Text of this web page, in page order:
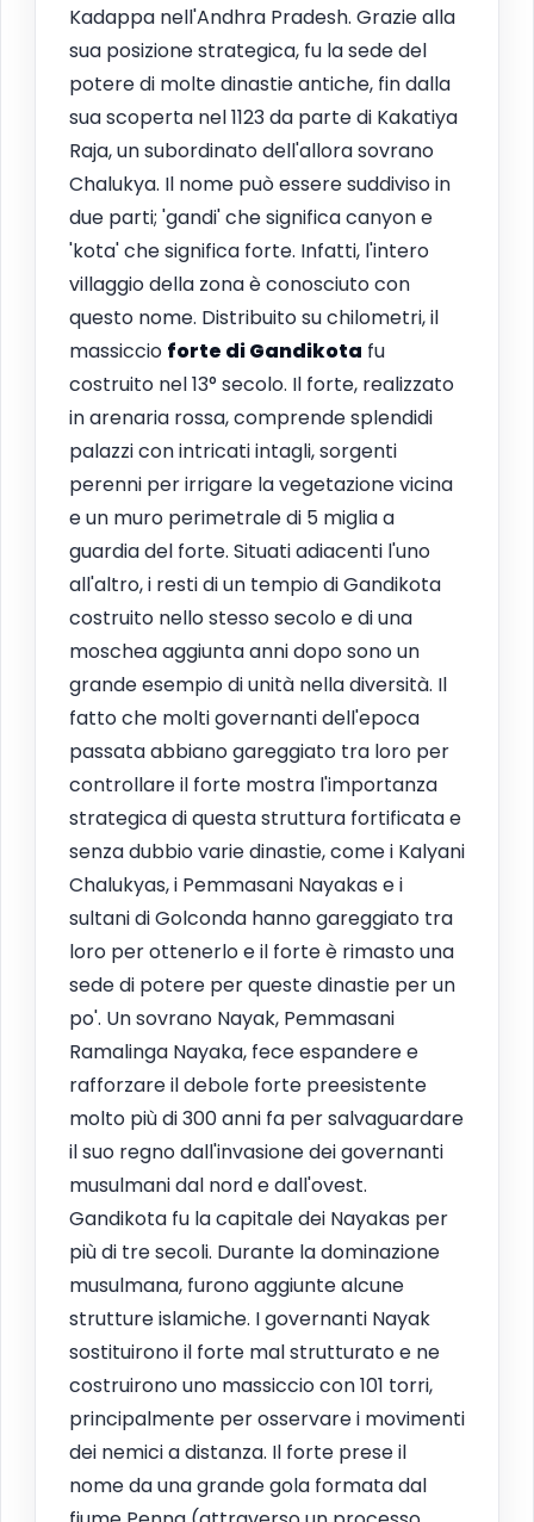
Kadappa nell'Andhra Pradesh. Grazie alla
sua posizione strategica, fu la sede del
potere di molte dinastie antiche, fin dalla
sua scoperta nel 1123 da parte di Kakatiya
Raja, un subordinato dell'allora sovrano
Chalukya. Il nome può essere suddiviso in
due parti; 'gandi' che significa canyon e
'kota' che significa forte. Infatti, l'intero
villaggio della zona è conosciuto con
questo nome. Distribuito su chilometri, il
massiccio forte di Gandikota fu
costruito nel 13° secolo. Il forte, realizzato
in arenaria rossa, comprende splendidi
palazzi con intricati intagli, sorgenti
perenni per irrigare la vegetazione vicina
e un muro perimetrale di 5 miglia a
guardia del forte. Situati adiacenti l'uno
all'altro, i resti di un tempio di Gandikota
costruito nello stesso secolo e di una
moschea aggiunta anni dopo sono un
grande esempio di unità nella diversità. Il
fatto che molti governanti dell'epoca
passata abbiano gareggiato tra loro per
controllare il forte mostra l'importanza
strategica di questa struttura fortificata e
senza dubbio varie dinastie, come i Kalyani
Chalukyas, i Pemmasani Nayakas e i
sultani di Golconda hanno gareggiato tra
loro per ottenerlo e il forte è rimasto una
sede di potere per queste dinastie per un
po'. Un sovrano Nayak, Pemmasani
Ramalinga Nayaka, fece espandere e
rafforzare il debole forte preesistente
molto più di 300 anni fa per salvaguardare
il suo regno dall'invasione dei governanti
musulmani dal nord e dall'ovest.
Gandikota fu la capitale dei Nayakas per
più di tre secoli. Durante la dominazione
musulmana, furono aggiunte alcune
strutture islamiche. I governanti Nayak
sostituirono il forte mal strutturato e ne
costruirono uno massiccio con 101 torri,
principalmente per osservare i movimenti
dei nemici a distanza. Il forte prese il
nome da una grande gola formata dal